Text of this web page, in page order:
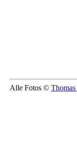
Alle Fotos ©